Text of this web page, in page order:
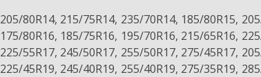
205/80R14, 215/75R14, 235/70R14, 185/80R15,
175/80R16, 185/75R16, 195/70R16, 215/65R16,
225/55R17, 245/50R17, 255/50R17, 275/45R17,
225/45R19, 245/40R19, 255/40R19, 275/35R19,